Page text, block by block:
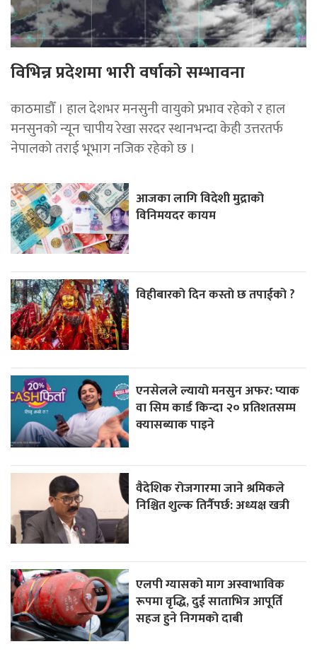
विभिन्न प्रदेशमा भारी वर्षाको सम्भावना
काठमाडौँ । हाल देशभर मनसुनी वायुको प्रभाव रहेको र हाल
मनसुनको न्यून चापीय रेखा सरदर स्थानभन्दा केही उत्तरतर्फ
नेपालको तराई भूभाग नजिक रहेको छ ।
आजका लागि विदेशी मुद्राको
विनिमयदर कायम
विहीबारको दिन कस्ताे छ तपाईको ?
एनसेलले ल्यायो मनसुन अफर: प्याक
वा सिम कार्ड किन्दा २० प्रतिशतसम्म
क्यासब्याक पाइने
वैदेशिक रोजगारमा जाने श्रमिकले
निश्चित शुल्क तिर्नैपर्छ: अध्यक्ष खत्री
एलपी ग्यासको माग अस्वाभाविक
रूपमा वृद्धि, दुई साताभित्र आपूर्ति
सहज हुने निगमको दाबी